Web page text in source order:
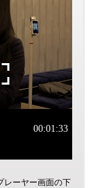
レーヤー画面の下